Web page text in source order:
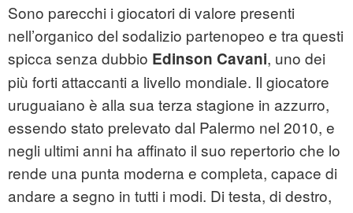
Sono parecchi i giocatori di valore presenti
nell’organico del sodalizio partenopeo e tra questi
spicca senza dubbio Edinson Cavani, uno dei
più forti attaccanti a livello mondiale. Il giocatore
uruguaiano è alla sua terza stagione in azzurro,
essendo stato prelevato dal Palermo nel 2010, e
negli ultimi anni ha affinato il suo repertorio che lo
rende una punta moderna e completa, capace di
andare a segno in tutti i modi. Di testa, di destro,